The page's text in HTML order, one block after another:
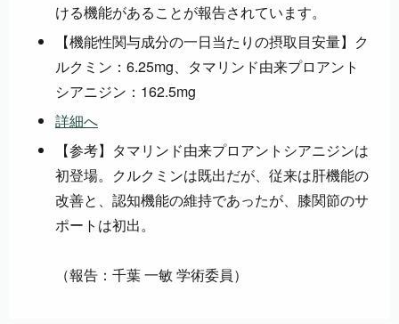
ける機能があることが報告されています。
【機能性関与成分の一日当たりの摂取目安量】ク
ルクミン：6.25mg、タマリンド由来プロアント
シアニジン：162.5mg
詳細へ
【参考】タマリンド由来プロアントシアニジンは
初登場。クルクミンは既出だが、従来は肝機能の
改善と、認知機能の維持であったが、膝関節のサ
ポートは初出。
（報告：千葉 一敏 学術委員）